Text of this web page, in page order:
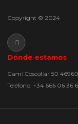
Copyright © 2024
Dónde estamos
Camí Coscollar 50
Teléfono: +34 666 06 36